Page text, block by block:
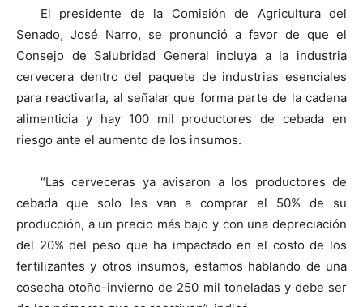
El presidente de la Comisión de Agricultura del
Senado, José Narro, se pronunció a favor de que el
Consejo de Salubridad General incluya a la industria
cervecera dentro del paquete de industrias esenciales
para reactivarla, al señalar que forma parte de la cadena
alimenticia y hay 100 mil productores de cebada en
riesgo ante el aumento de los insumos.
“Las cerveceras ya avisaron a los productores de
cebada que solo les van a comprar el 50% de su
producción, a un precio más bajo y con una depreciación
del 20% del peso que ha impactado en el costo de los
fertilizantes y otros insumos, estamos hablando de una
cosecha otoño-invierno de 250 mil toneladas y debe ser